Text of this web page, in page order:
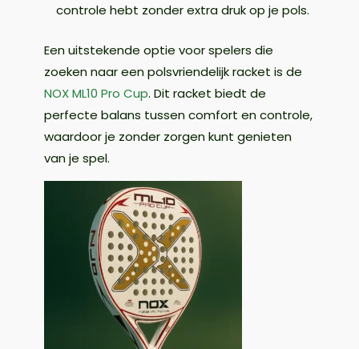
controle hebt zonder extra druk op je pols.
Een uitstekende optie voor spelers die
zoeken naar een polsvriendelijk racket is de
NOX ML10 Pro Cup. Dit racket biedt de
perfecte balans tussen comfort en controle,
waardoor je zonder zorgen kunt genieten
van je spel.